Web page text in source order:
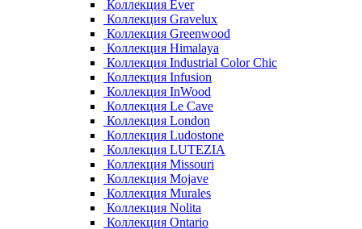
Коллекция Ever
Коллекция Gravelux
Коллекция Greenwood
Коллекция Himalaya
Коллекция Industrial Color Chic
Коллекция Infusion
Коллекция InWood
Коллекция Le Cave
Коллекция London
Коллекция Ludostone
Коллекция LUTEZIA
Коллекция Missouri
Коллекция Mojave
Коллекция Murales
Коллекция Nolita
Коллекция Ontario